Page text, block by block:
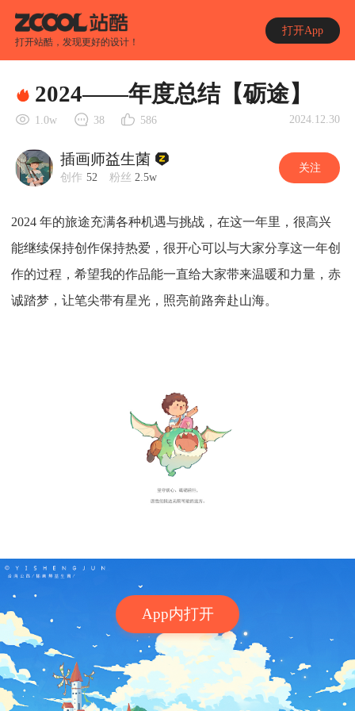
打开站酷，发现更好的设计！
打开App
App内打开
2024——年度总结【砺途】
1.0w 38 586 2024.12.30
插画师益生菌
创作 52 粉丝 2.5w
关注
2024 年的旅途充满各种机遇与挑战，在这一年里，很高兴
能继续保持创作保持热爱，很开心可以与大家分享这一年创
作的过程，希望我的作品能一直给大家带来温暖和力量，赤
诚踏梦，让笔尖带有星光，照亮前路奔赴山海。